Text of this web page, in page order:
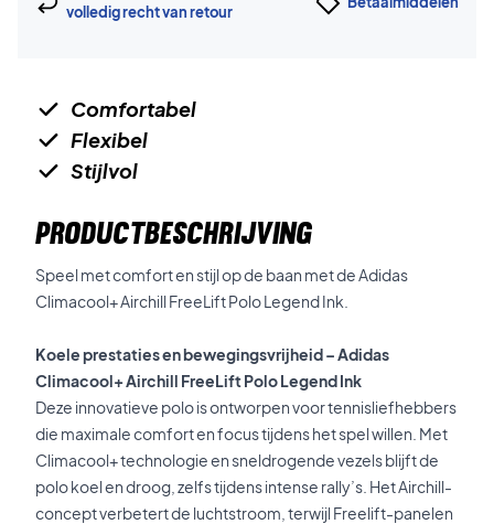
volledig recht van retour
Comfortabel
Flexibel
Stijlvol
PRODUCTBESCHRIJVING
Speel met comfort en stijl op de baan met de Adidas
Climacool+ Airchill FreeLift Polo Legend Ink.
Koele prestaties en bewegingsvrijheid – Adidas
Climacool+ Airchill FreeLift Polo Legend Ink
Deze innovatieve polo is ontworpen voor tennisliefhebbers
die maximale comfort en focus tijdens het spel willen. Met
Climacool+ technologie en sneldrogende vezels blijft de
polo koel en droog, zelfs tijdens intense rally’s. Het Airchill-
concept verbetert de luchtstroom, terwijl Freelift-panelen